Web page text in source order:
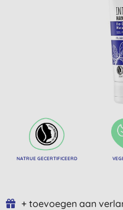
NATRUE GECERTIFICEERD
+ toevoegen aan